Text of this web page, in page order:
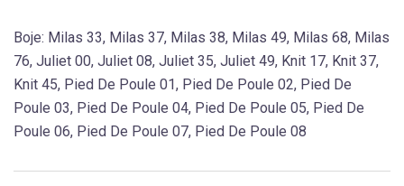
Boje: Milas 33, Milas 37, Milas 38, Milas 49, Milas 68, Milas
76, Juliet 00, Juliet 08, Juliet 35, Juliet 49, Knit 17, Knit 37,
Knit 45, Pied De Poule 01, Pied De Poule 02, Pied De
Poule 03, Pied De Poule 04, Pied De Poule 05, Pied De
Poule 06, Pied De Poule 07, Pied De Poule 08